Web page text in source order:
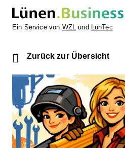
Ein Service von WZL und LünTec
Zurück zur Übersicht